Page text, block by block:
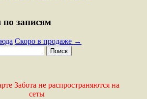
записям
Скоро в продаже →
Забота не распространяются на
сеты